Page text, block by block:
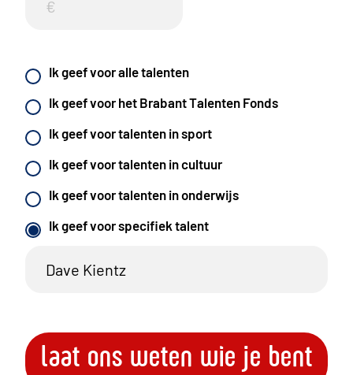
Ik geef voor alle talenten
Ik geef voor het Brabant Talenten Fonds
Ik geef voor talenten in sport
Ik geef voor talenten in cultuur
Ik geef voor talenten in onderwijs
Ik geef voor specifiek talent
laat ons weten wie je bent